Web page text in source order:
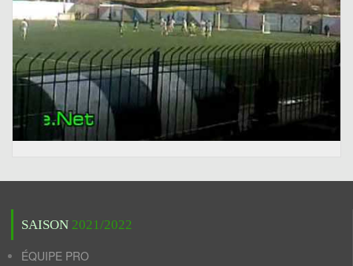
SAISON 2021/2022
ÉQUIPE PRO